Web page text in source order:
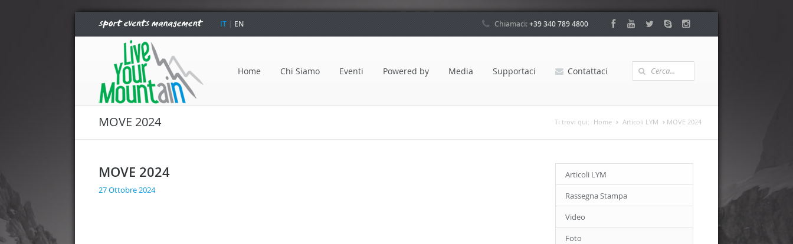
IT | EN Chiamaci:+39 340 789 4800
Home Chi Siamo Eventi Powered by Media Supportaci Contattaci
MOVE 2024 Ti trovi qui: Home Articoli LYM MOVE 2024
MOVE 2024
27 Ottobre 2024
Articoli LYM
Rassegna Stampa
Video
Foto